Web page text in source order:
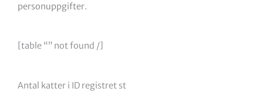
personuppgifter.
[table “” not found /]
Antal katter i ID registret st